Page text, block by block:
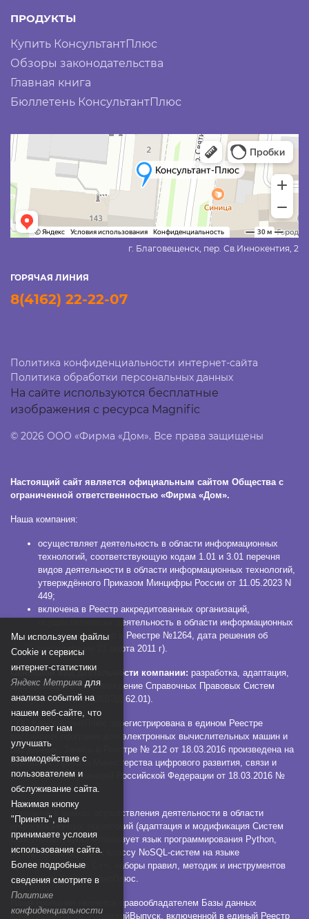
ПРОДУКТЫ
Купить КонсультантПлюс
Обзоры законодательства
Главная книга
Бюллетень КонсультантПлюс
г. Благовещенск, пер. Св.Иннокентия, 2
ГОРЯЧАЯ ЛИНИЯ
8(4162) 22-22-07
Политика конфиденциальности интернет-сайта
Политика обработки персональных данных
На сайте используются бесплатные
изображения с ресурса Magnific
© 2026 ООО «Фирма «Дом». Все права защищены
Настоящий сайт является официальным сайтом Общества с
ограниченной ответственностью «Фирма «Дом».
Наша компания:
осуществляет деятельность в области информационных
технологий, соответствующую кодам 1.01 и 3.01 перечня
видов деятельности в области информационных технологий,
утверждённого Приказом Минцифры России от 11.05.2023 N
449;
включена в Реестр аккредитованных организаций,
осуществляющих деятельность в области информационных
технологий (номер в Реестре №1264, дата решения об
аккредитации 21 марта 2011 г).
Основной вид деятельности компании: разработка, адаптация,
модификация и сопровождение Справочных Правовых Систем
КонсультантПлюс (ОКВЭД 62.01).
СПС КонсультантПлюс зарегистрирована в едином Реестре
российских программ для электронных вычислительных машин и
баз данных. Запись в Реестре № 212 от 18.03.2016 произведена на
основании Приказа Министерства цифрового развития, связи и
массовых коммуникаций Российской Федерации от 18.03.2016 №
112.
Компания в рамках осуществления деятельности в области
информационных технологий (адаптация и модификация Систем
КонсультантПлюс) использует язык программирования Python,
СУБД, относящуюся к классу NoSQL-систем на языке
программирования C++, наборы правил, методик и инструментов
технологии КонсультантПлюс.
Наша компания является правообладателем Базы данных
КонсультантПлюс:АмурскийВыпуск, включенной в единый Реестр
Мы используем файлы
Сookie и сервисы
интернет-статистики
Яндекс Метрика для
анализа событий на
нашем веб-сайте, что
позволяет нам
улучшать
взаимодействие с
пользователем и
обслуживание сайта.
Нажимая кнопку
"Принять", вы
принимаете условия
использования сайта.
Более подробные
сведения смотрите в
Политике
конфиденциальности